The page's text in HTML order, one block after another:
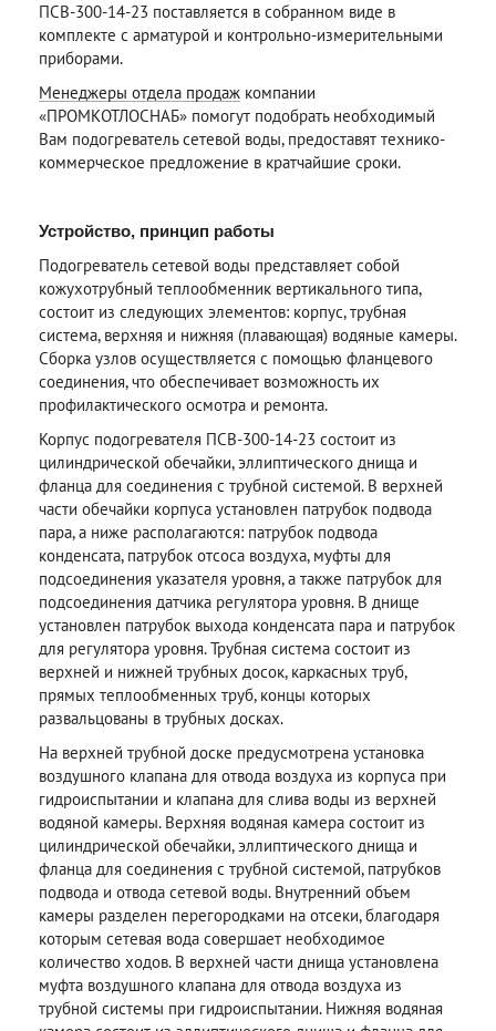
ПСВ-300-14-23 поставляется в собранном виде в
комплекте с арматурой и контрольно-измерительными
приборами.
Менеджеры отдела продаж компании
«ПРОМКОТЛОСНАБ» помогут подобрать необходимый
Вам подогреватель сетевой воды, предоставят технико-
коммерческое предложение в кратчайшие сроки.
Устройство, принцип работы
Подогреватель сетевой воды представляет собой
кожухотрубный теплообменник вертикального типа,
состоит из следующих элементов: корпус, трубная
система, верхняя и нижняя (плавающая) водяные камеры.
Сборка узлов осуществляется с помощью фланцевого
соединения, что обеспечивает возможность их
профилактического осмотра и ремонта.
Корпус подогревателя ПСВ-300-14-23 состоит из
цилиндрической обечайки, эллиптического днища и
фланца для соединения с трубной системой. В верхней
части обечайки корпуса установлен патрубок подвода
пара, а ниже располагаются: патрубок подвода
конденсата, патрубок отсоса воздуха, муфты для
подсоединения указателя уровня, а также патрубок для
подсоединения датчика регулятора уровня. В днище
установлен патрубок выхода конденсата пара и патрубок
для регулятора уровня. Трубная система состоит из
верхней и нижней трубных досок, каркасных труб,
прямых теплообменных труб, концы которых
развальцованы в трубных досках.
На верхней трубной доске предусмотрена установка
воздушного клапана для отвода воздуха из корпуса при
гидроиспытании и клапана для слива воды из верхней
водяной камеры. Верхняя водяная камера состоит из
цилиндрической обечайки, эллиптического днища и
фланца для соединения с трубной системой, патрубков
подвода и отвода сетевой воды. Внутренний объем
камеры разделен перегородками на отсеки, благодаря
которым сетевая вода совершает необходимое
количество ходов. В верхней части днища установлена
муфта воздушного клапана для отвода воздуха из
трубной системы при гидроиспытании. Нижняя водяная